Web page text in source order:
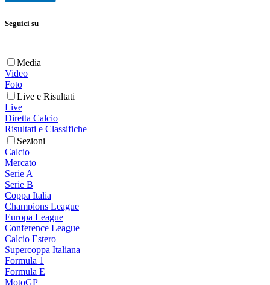
Seguici su
Media
Video
Foto
Live e Risultati
Live
Diretta Calcio
Risultati e Classifiche
Sezioni
Calcio
Mercato
Serie A
Serie B
Coppa Italia
Champions League
Europa League
Conference League
Calcio Estero
Supercoppa Italiana
Formula 1
Formula E
MotoGP